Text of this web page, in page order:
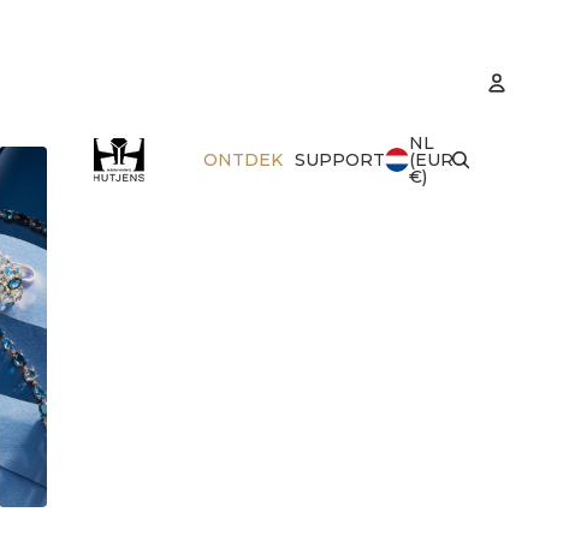
ONTDEK SUPPORT
NL
(EUR
€)